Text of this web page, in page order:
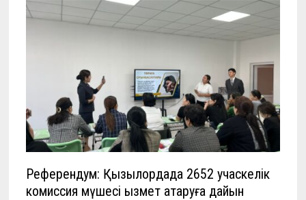
Референдум: Қызылордада 2652 учаскелік
комиссия мүшесі қызмет атқаруға дайын